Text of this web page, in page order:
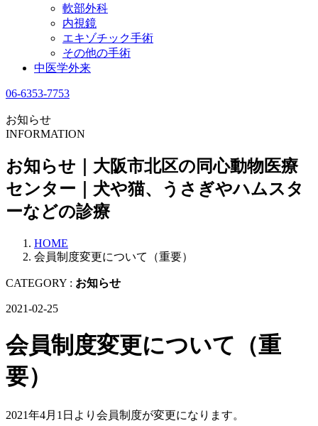
軟部外科
内視鏡
エキゾチック手術
その他の手術
中医学外来
06-6353-7753
お知らせ
INFORMATION
お知らせ｜大阪市北区の同心動物医療
センター｜犬や猫、うさぎやハムスタ
ーなどの診療
HOME
会員制度変更について（重要）
CATEGORY : お知らせ
2021-02-25
会員制度変更について（重
要）
2021年4月1日より会員制度が変更になります。